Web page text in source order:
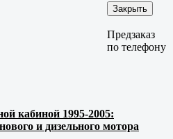
Закрыть
Предзаказ
по телефону
кабиной 1995-2005:
и дизельного мотора